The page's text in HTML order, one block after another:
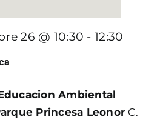
26 @ 10:30 -12:30
Ambiental
Princesa Leonor C.